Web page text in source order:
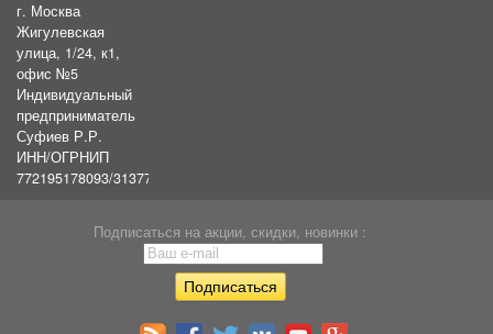
г. Москва
Жигулевская
улица, 1/24, к1,
офис №5
Индивидуальный
предприниматель
Суфиев Р.Р.
ИНН/ОГРНИП
772195178093/31377461610054
Подписаться на акции, скидки, новинки :